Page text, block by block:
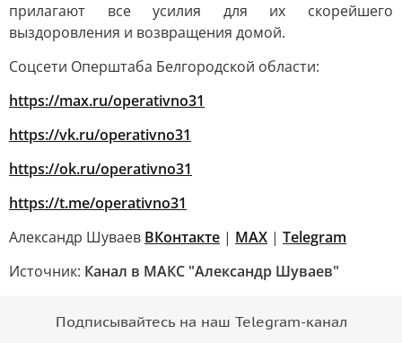
прилагают все усилия для их скорейшего
выздоровления и возвращения домой.
Соцсети Оперштаба Белгородской области:
https://max.ru/operativno31
https://vk.ru/operativno31
https://ok.ru/operativno31
https://t.me/operativno31
Александр Шуваев ВКонтакте | MAX | Telegram
Источник: Канал в МАКС "Александр Шуваев"
Подписывайтесь на наш Telegram-канал